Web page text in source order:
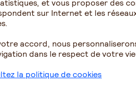
de faire la part des
négligence ou autre
2073
et vous proposer des
sur Internet et les
accord, nous
dans le respect de votre
la politique de cookies